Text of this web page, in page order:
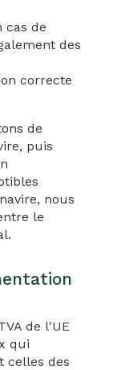
cas de
des
correcte
de
puis
nous
le
de l'UE
qui
celles des